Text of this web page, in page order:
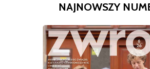
NAJNOWSZY